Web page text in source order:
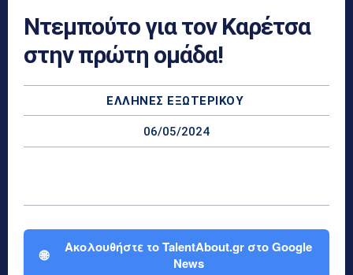
Ντεμπούτο για τον Καρέτσα
στην πρώτη ομάδα!
ΕΛΛΗΝΕΣ ΕΞΩΤΕΡΙΚΟΎ
06/05/2024
🌐
Ακολουθήστε το TalentAbout.gr στο Google
News